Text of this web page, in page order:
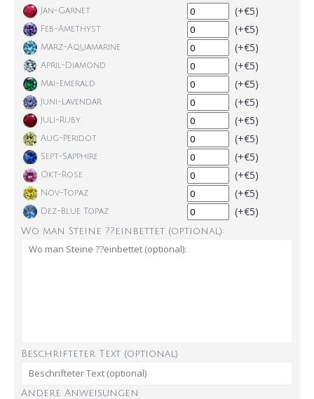
Jan-Garnet (+€5)
Feb-Amethyst (+€5)
März-Aquamarine (+€5)
April-Diamond (+€5)
Mai-Emerald (+€5)
Juni-Lavendar (+€5)
Juli-Ruby (+€5)
Aug-Peridot (+€5)
Sept-Sapphire (+€5)
Okt-Rose (+€5)
Nov-Topaz (+€5)
Dez-Blue Topaz (+€5)
Wo man Steine ??einbettet (optional):
Beschrifteter Text (optional)
Andere Anweisungen